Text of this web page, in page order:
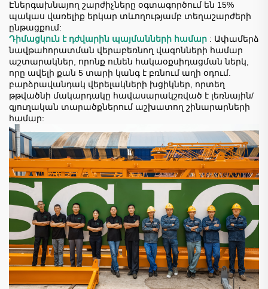
Էներգախնայող շարժիչները օգտագործում են 15%
պակաս վառելիք երկար տևողությամբ տեղաշարժերի
ընթացքում:
Դիմացկուն է դժվարին պայմանների համար : Ափամերձ
նավթահորատման վերաբեռնող վագոնների համար
աշտարակներ, որոնք ունեն հակաօքսիդացման ներկ,
որը ավելի քան 5 տարի կանգ է բռնում աղի օդում.
բարձրավանդակ վերելակների խցիկներ, որտեղ
թթվածնի մակարդակը հավասարակշռված է լեռնային/
գյուղական տարածքներում աշխատող շինարարների
համար: